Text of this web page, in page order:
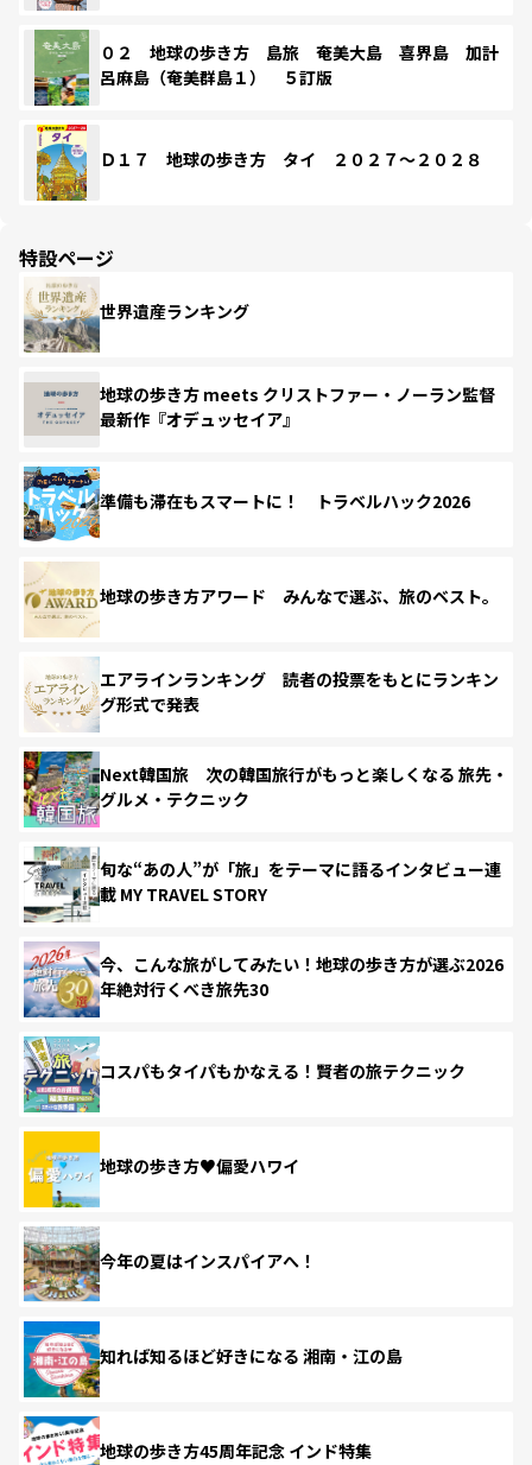
０２ 地球の歩き方 島旅 奄美大島 喜界島 加計
呂麻島（奄美群島１） ５訂版
Ｄ１７ 地球の歩き方 タイ ２０２７～２０２８
特設ページ
世界遺産ランキング
地球の歩き方 meets クリストファー・ノーラン監督
最新作『オデュッセイア』
準備も滞在もスマートに！ トラベルハック2026
地球の歩き方アワード みんなで選ぶ、旅のベスト。
エアラインランキング 読者の投票をもとにランキン
グ形式で発表
Next韓国旅 次の韓国旅行がもっと楽しくなる 旅先・
グルメ・テクニック
旬な“あの人”が「旅」をテーマに語るインタビュー連
載 MY TRAVEL STORY
今、こんな旅がしてみたい！地球の歩き方が選ぶ2026
年絶対行くべき旅先30
コスパもタイパもかなえる！賢者の旅テクニック
地球の歩き方♥偏愛ハワイ
今年の夏はインスパイアへ！
知れば知るほど好きになる 湘南・江の島
地球の歩き方45周年記念 インド特集